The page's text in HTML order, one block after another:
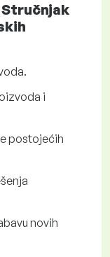
i
postojećih
novih